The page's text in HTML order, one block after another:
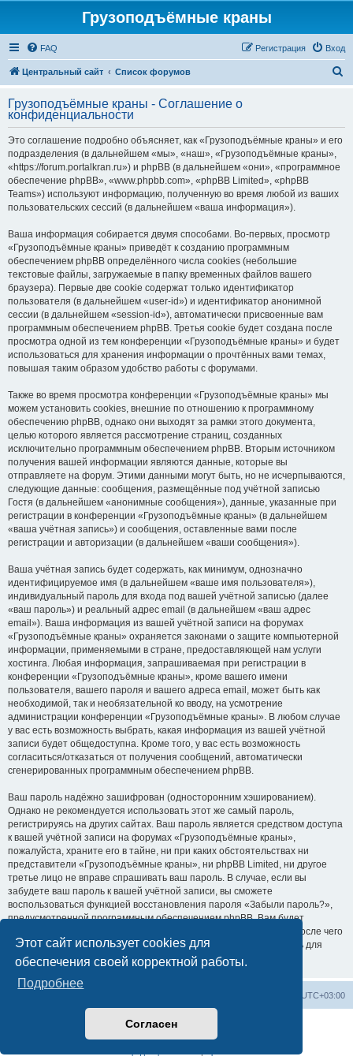
Этот сайт использует cookies для
обеспечения своей корректной работы.
Подробнее
Согласен
Грузоподъёмные краны
FAQ Вход
Регистрация
Центральный сайт Список форумов
с
Грузоподъёмные краны - Соглашение о
конфиденциальности
Это соглашение подробно объясняет, как «Грузоподъёмные краны» и его
подразделения (в дальнейшем «мы», «наш», «Грузоподъёмные краны»,
«https://forum.portalkran.ru») и phpBB (в дальнейшем «они», «программное
обеспечение phpBB», «www.phpbb.com», «phpBB Limited», «phpBB
Teams») используют информацию, полученную во время любой из ваших
пользовательских сессий (в дальнейшем «ваша информация»).
Ваша информация собирается двумя способами. Во-первых, просмотр
«Грузоподъёмные краны» приведёт к созданию программным
обеспечением phpBB определённого числа cookies (небольшие
текстовые файлы, загружаемые в папку временных файлов вашего
браузера). Первые две cookie содержат только идентификатор
пользователя (в дальнейшем «user-id») и идентификатор анонимной
сессии (в дальнейшем «session-id»), автоматически присвоенные вам
программным обеспечением phpBB. Третья cookie будет создана после
просмотра одной из тем конференции «Грузоподъёмные краны» и будет
использоваться для хранения информации о прочтённых вами темах,
повышая таким образом удобство работы с форумами.
Также во время просмотра конференции «Грузоподъёмные краны» мы
можем установить cookies, внешние по отношению к программному
обеспечению phpBB, однако они выходят за рамки этого документа,
целью которого является рассмотрение страниц, созданных
исключительно программным обеспечением phpBB. Вторым источником
получения вашей информации являются данные, которые вы
отправляете на форум. Этими данными могут быть, но не исчерпываются,
следующие данные: сообщения, размещённые под учётной записью
Гостя (в дальнейшем «анонимные сообщения»), данные, указанные при
регистрации в конференции «Грузоподъёмные краны» (в дальнейшем
«ваша учётная запись») и сообщения, оставленные вами после
регистрации и авторизации (в дальнейшем «ваши сообщения»).
Ваша учётная запись будет содержать, как минимум, однозначно
идентифицируемое имя (в дальнейшем «ваше имя пользователя»),
индивидуальный пароль для входа под вашей учётной записью (далее
«ваш пароль») и реальный адрес email (в дальнейшем «ваш адрес
email»). Ваша информация из вашей учётной записи на форумах
«Грузоподъёмные краны» охраняется законами о защите компьютерной
информации, применяемыми в стране, предоставляющей нам услуги
хостинга. Любая информация, запрашиваемая при регистрации в
конференции «Грузоподъёмные краны», кроме вашего имени
пользователя, вашего пароля и вашего адреса email, может быть как
необходимой, так и необязательной ко вводу, на усмотрение
администрации конференции «Грузоподъёмные краны». В любом случае
у вас есть возможность выбрать, какая информация из вашей учётной
записи будет общедоступна. Кроме того, у вас есть возможность
согласиться/отказаться от получения сообщений, автоматически
сгенерированных программным обеспечением phpBB.
Ваш пароль надёжно зашифрован (односторонним хэшированием).
Однако не рекомендуется использовать этот же самый пароль,
регистрируясь на других сайтах. Ваш пароль является средством доступа
к вашей учётной записи на форумах «Грузоподъёмные краны»,
пожалуйста, храните его в тайне, ни при каких обстоятельствах ни
представители «Грузоподъёмные краны», ни phpBB Limited, ни другое
третье лицо не вправе спрашивать ваш пароль. В случае, если вы
забудете ваш пароль к вашей учётной записи, вы сможете
воспользоваться функцией восстановления пароля «Забыли пароль?»,
предусмотренной программным обеспечением phpBB. Вам будет
необходимо ввести ваше имя пользователя и ваш адрес email, после чего
программное обеспечение phpBB сгенерирует вам новый пароль для
вашей учётной записи.
UTC+03:00
Создано на основеphpBB® Forum Software © phpBB Limited
Русская поддержка phpBB